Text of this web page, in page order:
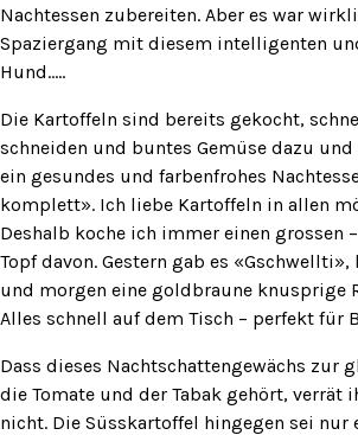
Nachtessen zubereiten. Aber es war
Spaziergang mit diesem intelligenten
Hund…..
Die Kartoffeln sind bereits gekocht,
schneiden und buntes Gemüse dazu
ein gesundes und farbenfrohes
komplett». Ich liebe Kartoffeln in allen
Deshalb koche ich immer einen grossen
Topf davon. Gestern gab es
und morgen eine goldbraune knusprige
Alles schnell auf dem Tisch – perfekt für
Dass dieses Nachtschattengewächs zur
die Tomate und der Tabak gehört, verrät
nicht. Die Süsskartoffel hingegen sei nur